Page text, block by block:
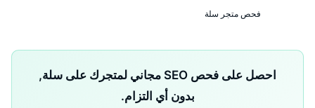
فحص متجر سلة
احصل على فحص SEO مجاني لمتجرك على سلة,
بدون أي التزام.